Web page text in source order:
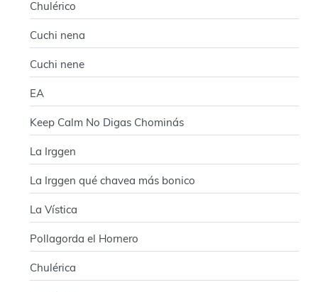
Chulérico
Cuchi nena
Cuchi nene
EA
Keep Calm No Digas Chominás
La Irggen
La Irggen qué chavea más bonico
La Vística
Pollagorda el Hornero
Chulérica